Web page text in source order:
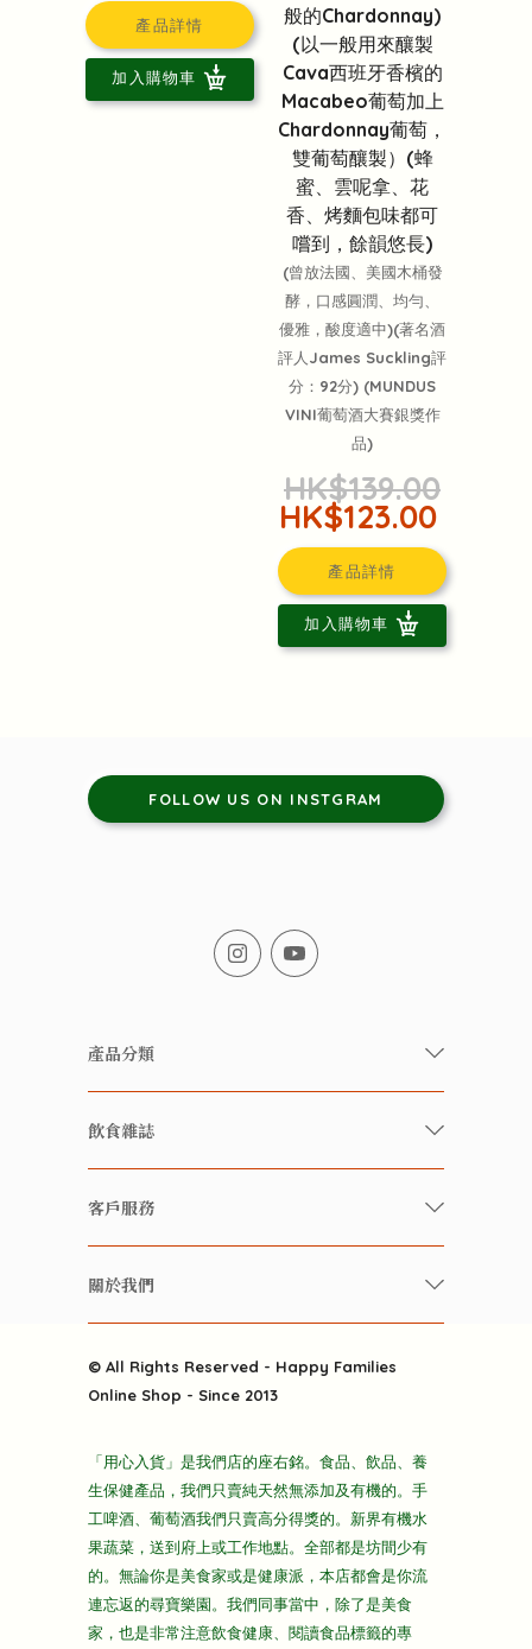
產品詳情
加入購物車
般的Chardonnay)
(以一般用來釀製
Cava西班牙香檳的
Macabeo葡萄加上
Chardonnay葡萄，
雙葡萄釀製）(蜂
蜜、雲呢拿、花
香、烤麵包味都可
嚐到，餘韻悠長)
(曾放法國、美國木桶發
酵，口感圓潤、均勻、
優雅，酸度適中)(著名酒
評人James Suckling評
分：92分) (MUNDUS
VINI葡萄酒大賽銀獎作
品)
HK$139.00
HK$123.00
產品詳情
加入購物車
FOLLOW US ON INSTGRAM
產品分類
有機/無農藥新鮮蔬果
有機 / 無添加飲品
養生保健好東西
酒類
雜貨部
折上折大特價
主頁
飲食雜誌
快樂家庭 飲食雜誌
雲南搜食記
粒粒皆辛苦
快樂電視台
客戶服務
常見問題
關於我們
送貨
隱私政策
© All Rights Reserved - Happy Families
Online Shop - Since 2013
「用心入貨」是我們店的座右銘。食品、飲品、養
生保健產品，我們只賣純天然無添加及有機的。手
工啤酒、葡萄酒我們只賣高分得獎的。新界有機水
果蔬菜，送到府上或工作地點。全部都是坊間少有
的。無論你是美食家或是健康派，本店都會是你流
連忘返的尋寶樂園。我們同事當中，除了是美食
家，也是非常注意飲食健康、閱讀食品標籤的專